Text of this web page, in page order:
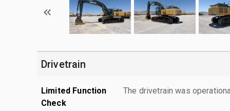
Drivetrain
Limited Function
Check
The drivetrain was